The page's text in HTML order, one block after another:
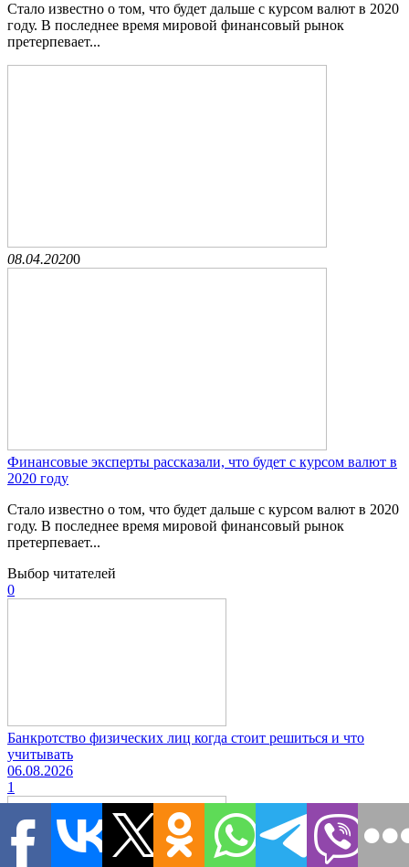
Стало известно о том, что будет дальше с курсом валют в 2020
году. В последнее время мировой финансовый рынок
претерпевает...
08.04.20200
Финансовые эксперты рассказали, что будет с курсом валют в
2020 году
Стало известно о том, что будет дальше с курсом валют в 2020
году. В последнее время мировой финансовый рынок
претерпевает...
Выбор читателей
0
Банкротство физических лиц когда стоит решиться и что
учитывать
06.08.2026
1